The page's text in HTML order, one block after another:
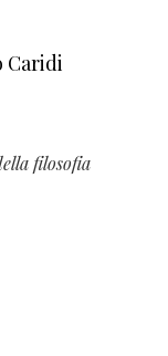
Caridi
filosofia